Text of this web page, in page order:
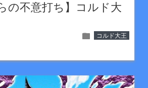
の不意打ち】コルド大
folder コルド大王